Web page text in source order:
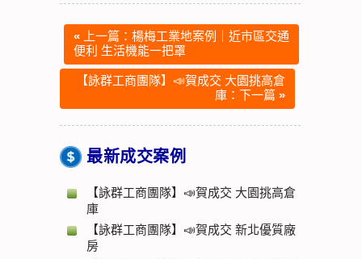
« 上一篇：楊梅工業地案例｜近市區交通
便利 生活機能一把罩
【詠群工商團隊】📣賀成交 大園挑高倉
庫：下一篇 »
最新成交案例
【詠群工商團隊】📣賀成交 大園挑高倉
庫
【詠群工商團隊】📣賀成交 新北優質廠
房